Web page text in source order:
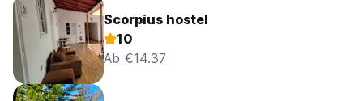
Scorpius hostel
10
Ab €14.37